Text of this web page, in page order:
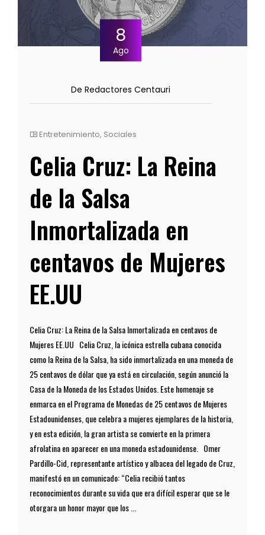
8
Ago
De Redactores Centauri
Entretenimiento, Sociales
Celia Cruz: La Reina
de la Salsa
Inmortalizada en
centavos de Mujeres
EE.UU
Celia Cruz: La Reina de la Salsa Inmortalizada en centavos de
Mujeres EE.UU Celia Cruz, la icónica estrella cubana conocida
como la Reina de la Salsa, ha sido inmortalizada en una moneda de
25 centavos de dólar que ya está en circulación, según anunció la
Casa de la Moneda de los Estados Unidos. Este homenaje se
enmarca en el Programa de Monedas de 25 centavos de Mujeres
Estadounidenses, que celebra a mujeres ejemplares de la historia,
y en esta edición, la gran artista se convierte en la primera
afrolatina en aparecer en una moneda estadounidense. Omer
Pardillo-Cid, representante artístico y albacea del legado de Cruz,
manifestó en un comunicado: “Celia recibió tantos
reconocimientos durante su vida que era difícil esperar que se le
otorgara un honor mayor que los ...